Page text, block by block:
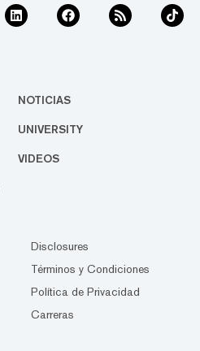
NOTICIAS
UNIVERSITY
VIDEOS
Disclosures
Términos y Condiciones
Política de Privacidad
Carreras